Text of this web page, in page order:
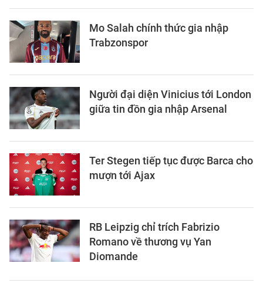
Mo Salah chính thức gia nhập
Trabzonspor
Người đại diện Vinicius tới London
giữa tin đồn gia nhập Arsenal
Ter Stegen tiếp tục được Barca cho
mượn tới Ajax
RB Leipzig chỉ trích Fabrizio
Romano về thương vụ Yan
Diomande